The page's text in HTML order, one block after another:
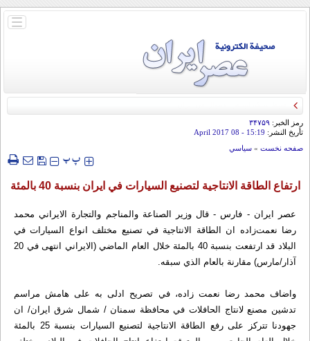
باز
رمز الخبر: ۳۴۷۵۹
تأريخ النشر: 15:19
- 08 April 2017
صفحه نخست » سياسي
‍‍‍ پپ
ارتفاع الطاقة الانتاجية لتصنيع السيارات في ايران بنسبة 40 بالمئة
عصر ايران - فارس - قال وزير الصناعة والمناجم والتجارة الايراني محمد
رضا نعمت‌زاده ان الطاقة الانتاجية في تصنيع مختلف انواع السيارات في
البلاد قد ارتفعت بنسبة 40 بالمئة خلال العام الماضي (الايراني انتهى في 20
آذار/مارس) مقارنة بالعام الذي سبقه.
واضاف محمد رضا نعمت‌ زاده، في تصريح ادلى به على هامش مراسم
تدشين مصنع لانتاج الحافلات في محافظة سمنان / شمال شرق ايران/ ان
جهودنا تتركز على رفع الطاقة الانتاجية لتصنيع السيارات بنسبة 25 بالمئة